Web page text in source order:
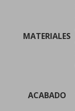
MATERIALES
ACABADO